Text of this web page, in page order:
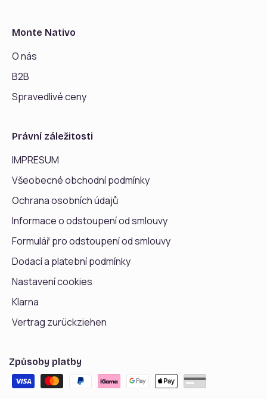
Monte Nativo
O nás
B2B
Spravedlivé ceny
Právní záležitosti
IMPRESUM
Všeobecné obchodní podmínky
Ochrana osobních údajů
Informace o odstoupení od smlouvy
Formulář pro odstoupení od smlouvy
Dodací a platební podmínky
Nastavení cookies
Klarna
Vertrag zurückziehen
Způsoby platby